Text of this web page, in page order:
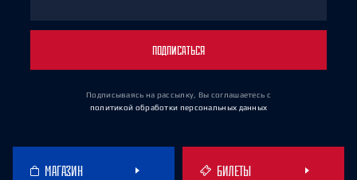
ПОДПИСАТЬСЯ
Подписываясь на рассылку, Вы соглашаетесь с
политикой обработки персональных данных
МАГАЗИН БИЛЕТЫ